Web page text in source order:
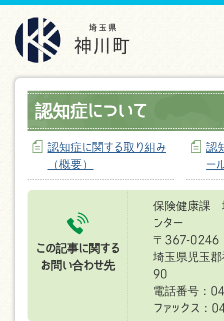
認知症について
認知症に関する取り組み
（概要）
認
ー
この記事に関する
お問い合わせ先
保険健康課
ンター
〒367-0246
埼玉県児玉
90
電話番号：
ファックス：